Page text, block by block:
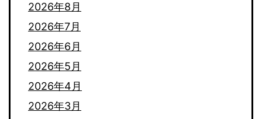
2026年8月
2026年7月
2026年6月
2026年5月
2026年4月
2026年3月